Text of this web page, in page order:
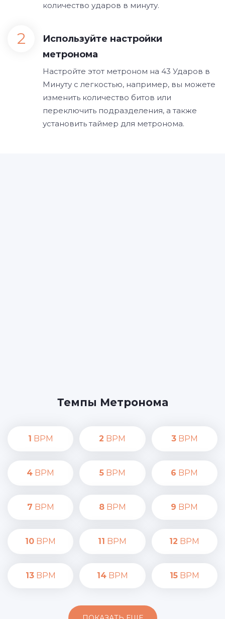
количество ударов в минуту.
Используйте настройки
метронома
Настройте этот метроном на 43 Ударов в
Минуту с легкостью, например, вы можете
изменить количество битов или
переключить подразделения, а также
установить таймер для метронома.
Темпы Метронома
1 BPM 2 BPM 3BPM
4 BPM 5BPM 6 BPM
7 BPM 8BPM 9 BPM
10 BPM 11 BPM 12 BPM
13BPM 14BPM 15BPM